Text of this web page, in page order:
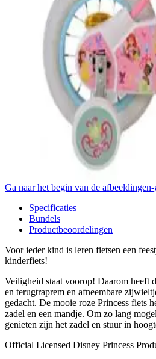
Ga naar het begin van de
Specificaties
Bundels
Productbeoordelingen
Voor ieder kind is leren fietsen een
kinderfiets!
Veiligheid staat voorop! Daarom heeft
en terugtraprem en afneembare
gedacht. De mooie roze Princess fiets
zadel en een mandje. Om zo lang
genieten zijn het zadel en stuur in
Official Licensed Disney Princess